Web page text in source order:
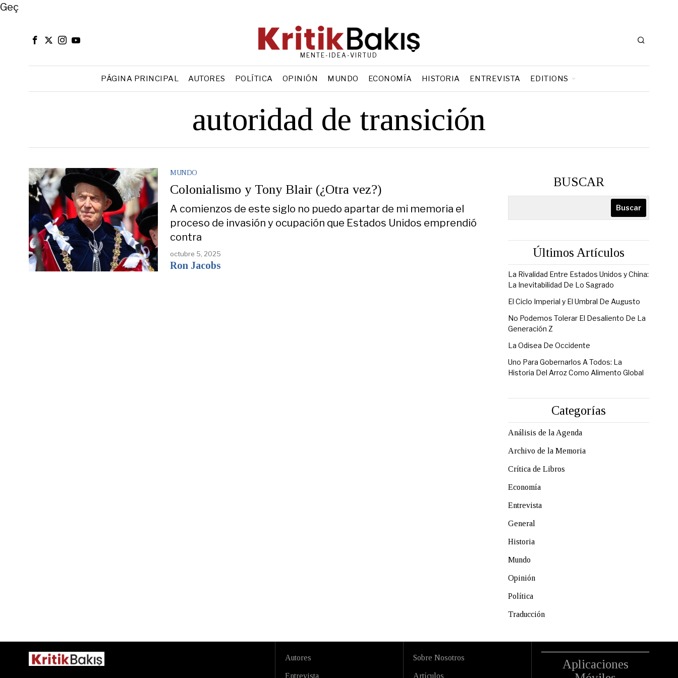
Close
Geç
MENTE-IDEA-VIRTUD
PÁGINA PRINCIPAL AUTORES POLÍTICA OPINIÓN MUNDO ECONOMÍA HISTORIA ENTREVISTA EDITIONS
autoridad de transición
MUNDO
Colonialismo y Tony Blair (¿Otra vez?)
A comienzos de este siglo no puedo apartar de mi memoria el
proceso de invasión y ocupación que Estados Unidos emprendió
contra
octubre 5, 2025
Ron Jacobs
BUSCAR
Buscar
Últimos Artículos
La Rivalidad Entre Estados Unidos y China:
La Inevitabilidad De Lo Sagrado
El Ciclo Imperial y El Umbral De Augusto
No Podemos Tolerar El Desaliento De La
Generación Z
La Odisea De Occidente
Uno Para Gobernarlos A Todos: La
Historia Del Arroz Como Alimento Global
Categorías
Análisis de la Agenda
Archivo de la Memoria
Crítica de Libros
Economía
Entrevista
General
Historia
Mundo
Opinión
Política
Traducción
Autores
Entrevista
Sobre Nosotros
Artículos
Aplicaciones